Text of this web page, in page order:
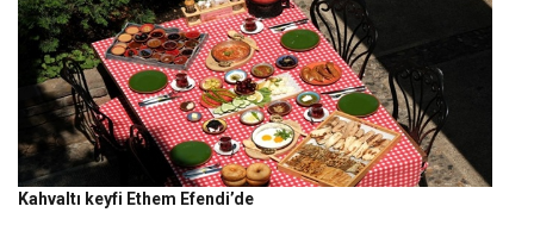
Kahvaltı keyfi Ethem Efendi’de